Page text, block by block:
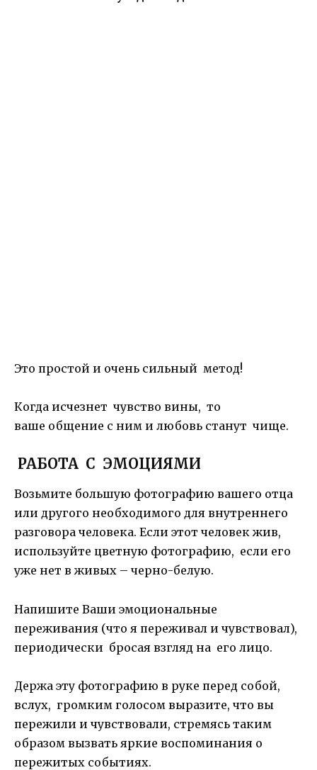
Это простой и очень сильный метод!
Когда исчезнет чувство вины, то
ваше общение с ним и любовь станут чище.
РАБОТА С ЭМОЦИЯМИ
Возьмите большую фотографию вашего отца
или другого необходимого для внутреннего
разговора человека. Если этот человек жив,
используйте цветную фотографию, если его
уже нет в живых – черно-белую.
Напишите Ваши эмоциональные
переживания (что я переживал и чувствовал),
периодически бросая взгляд на его лицо.
Держа эту фотографию в руке перед собой,
вслух, громким голосом выразите, что вы
пережили и чувствовали, стремясь таким
образом вызвать яркие воспоминания о
пережитых событиях.